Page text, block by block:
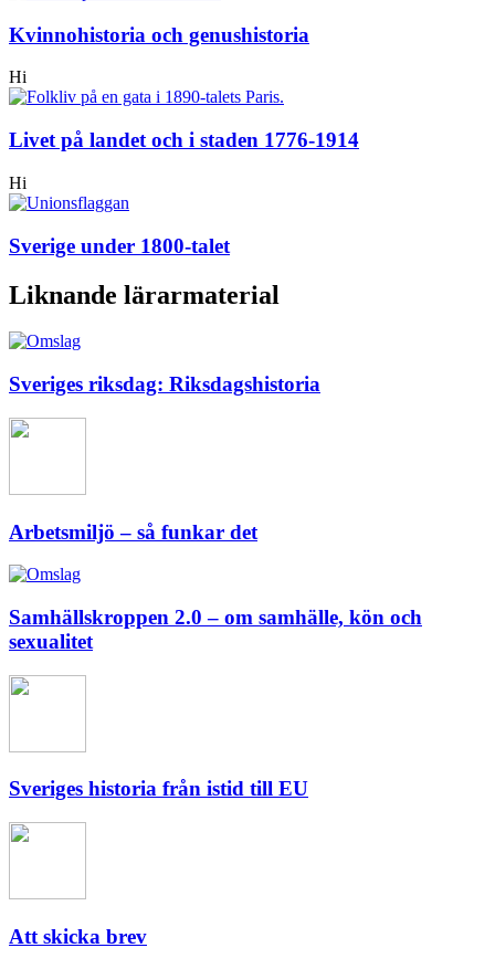
Kvinnohistoria och genushistoria
Hi
Livet på landet och i staden 1776-1914
Hi
Sverige under 1800-talet
Liknande lärarmaterial
Sveriges riksdag: Riksdagshistoria
Arbetsmiljö – så funkar det
Samhällskroppen 2.0 – om samhälle, kön och
sexualitet
Sveriges historia från istid till EU
Att skicka brev